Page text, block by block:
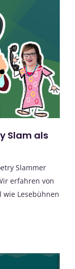
Slam als
Slammer
erfahren von
wie Lesebühnen